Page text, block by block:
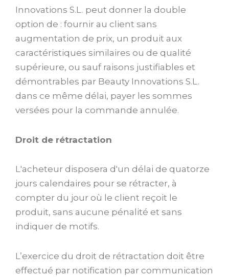
Innovations S.L. peut donner la double
option de : fournir au client sans
augmentation de prix, un produit aux
caractéristiques similaires ou de qualité
supérieure, ou sauf raisons justifiables et
démontrables par Beauty Innovations S.L.
dans ce même délai, payer les sommes
versées pour la commande annulée.
Droit de rétractation
L'acheteur disposera d'un délai de quatorze
jours calendaires pour se rétracter, à
compter du jour où le client reçoit le
produit, sans aucune pénalité et sans
indiquer de motifs.
L’exercice du droit de rétractation doit être
effectué par notification par communication